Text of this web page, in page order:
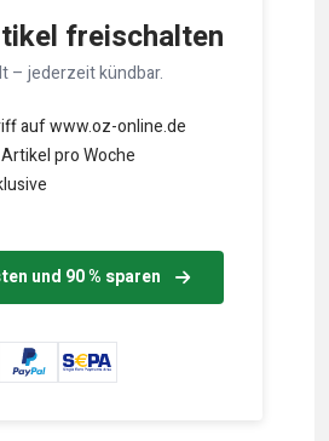
freischalten
– jederzeit kündbar.
auf www.oz-online.de
pro Woche
und 90 % sparen